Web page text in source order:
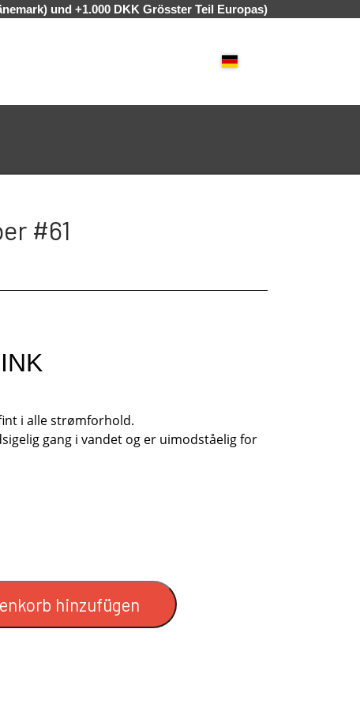
und +1.000 DKK Grösster Teil Europas)
#61
i alle strømforhold.
gang i vandet og er uimodståelig for
hinzufügen